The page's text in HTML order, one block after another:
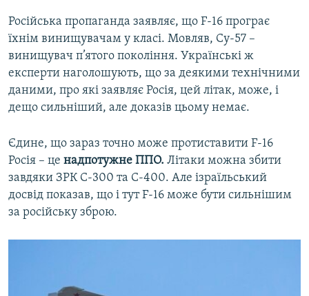
Російська пропаганда заявляє, що F-16 програє
їхнім винищувачам у класі. Мовляв, Су-57 –
винищувач п’ятого покоління. Українські ж
експерти наголошують, що за деякими технічними
даними, про які заявляє Росія, цей літак, може, і
дещо сильніший, але доказів цьому немає.
Єдине, що зараз точно може протиставити F-16
Росія – це надпотужне ППО. Літаки можна збити
завдяки ЗРК С-300 та С-400. Але ізраїльський
досвід показав, що і тут F-16 може бути сильнішим
за російську зброю.